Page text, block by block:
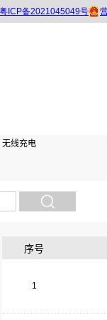
无线充电
序号
1